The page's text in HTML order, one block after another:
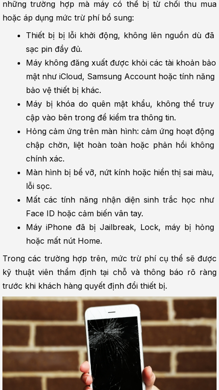
những trường hợp mà máy có thể bị từ chối thu mua
hoặc áp dụng mức trừ phí bổ sung:
Thiết bị bị lỗi khởi động, không lên nguồn dù đã
sạc pin đầy đủ.
Máy không đăng xuất được khỏi các tài khoản bảo
mật như iCloud, Samsung Account hoặc tính năng
bảo vệ thiết bị khác.
Máy bị khóa do quên mật khẩu, không thể truy
cập vào bên trong để kiểm tra thông tin.
Hỏng cảm ứng trên màn hình: cảm ứng hoạt động
chập chờn, liệt hoàn toàn hoặc phản hồi không
chính xác.
Màn hình bị bể vỡ, nứt kính hoặc hiển thị sai màu,
lỗi sọc.
Mất các tính năng nhận diện sinh trắc học như
Face ID hoặc cảm biến vân tay.
Máy iPhone đã bị Jailbreak, Lock, máy bị hỏng
hoặc mất nút Home.
Trong các trường hợp trên, mức trừ phí cụ thể sẽ được
kỹ thuật viên thẩm định tại chỗ và thông báo rõ ràng
trước khi khách hàng quyết định đổi thiết bị.